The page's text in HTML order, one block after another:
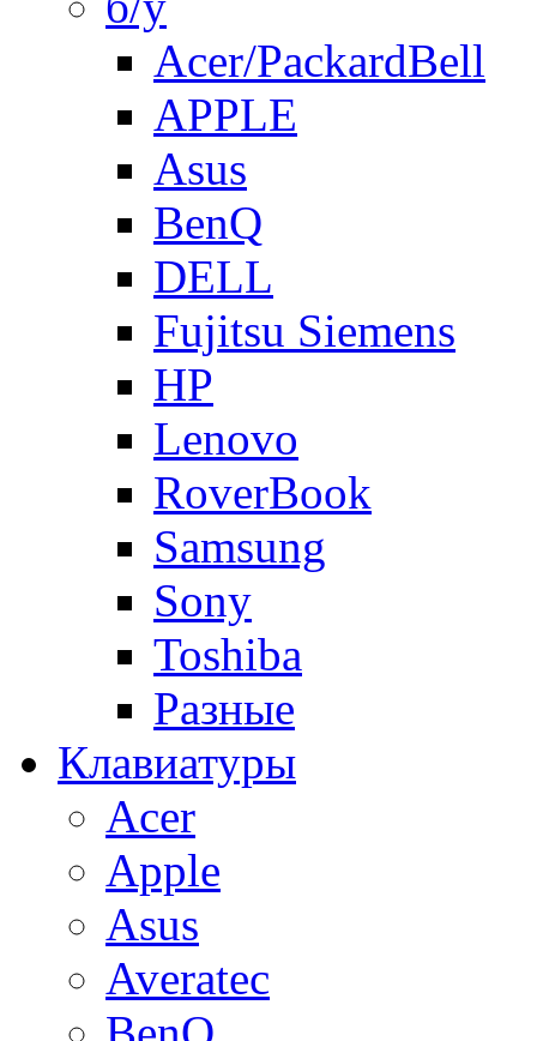
Acer/PackardBell
APPLE
Asus
BenQ
DELL
Fujitsu Siemens
HP
Lenovo
RoverBook
Samsung
Sony
Toshiba
Разные
Клавиатуры
Acer
Apple
Asus
Averatec